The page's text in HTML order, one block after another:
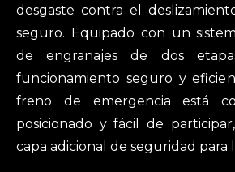
desgaste contra el
seguro. Equipado con un
de engranajes de dos
funcionamiento seguro y
freno de emergencia está
posicionado y fácil de
capa adicional de seguridad para